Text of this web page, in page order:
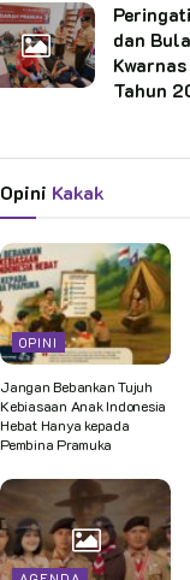
dan
Tahun
Opini Kakak
OPINI
Jangan Bebankan Tujuh
Kebiasaan Anak Indonesia
Hebat Hanya kepada
Pembina Pramuka